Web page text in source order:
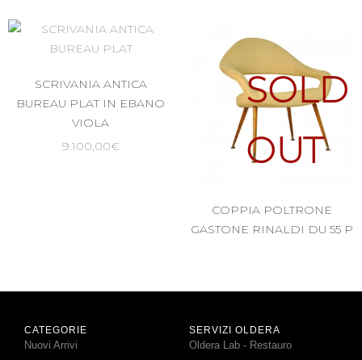
SOLD
OUT
SCRIVANIA ANTICA
BUREAU PLAT IN EBANO
VIOLA
9.100,00€
SOLD
OUT
COPPIA POLTRONE
GASTONE RINALDI DU 55 P
CATEGORIE
Nuovi Arrivi
SERVIZI OLDERA
Oldera Lab - Restauro